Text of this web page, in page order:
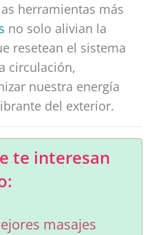
herramientas más
no solo alivian la
resetean el sistema
circulación,
nuestra energía
del exterior.
te interesan
masajes